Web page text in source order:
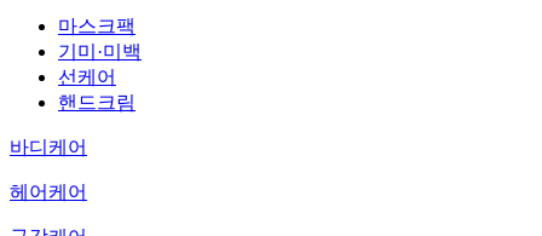
마스크팩
기미·미백
선케어
핸드크림
바디케어
헤어케어